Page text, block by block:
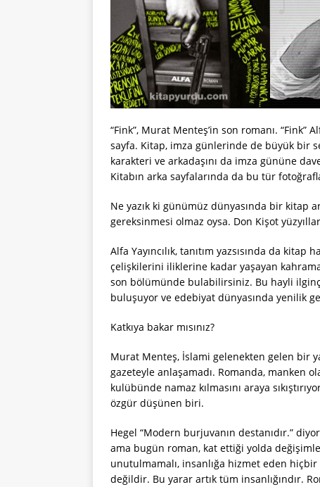
“Fink”, Murat Menteş’in son romanı. “Fink”
sayfa. Kitap, imza günlerinde de büyük bir
karakteri ve arkadaşını da imza gününe
Kitabın arka sayfalarında da bu tür
Ne yazık ki günümüz dünyasında bir kitap
gereksinmesi olmaz oysa. Don Kişot
Alfa Yayıncılık, tanıtım yazsısında da kitap
çelişkilerini iliklerine kadar yaşayan
son bölümünde bulabilirsiniz. Bu hayli
buluşuyor ve edebiyat dünyasında yenilik
Katkıya bakar mısınız?
Murat Menteş, İslami gelenekten gelen bir
gazeteyle anlaşamadı. Romanda, manken
kulübünde namaz kılmasını araya
özgür düşünen biri.
Hegel “Modern burjuvanın destanıdır.”
ama bugün roman, kat ettiği yolda
unutulmamalı, insanlığa hizmet eden
değildir. Bu yarar artık tüm insanlığındır.